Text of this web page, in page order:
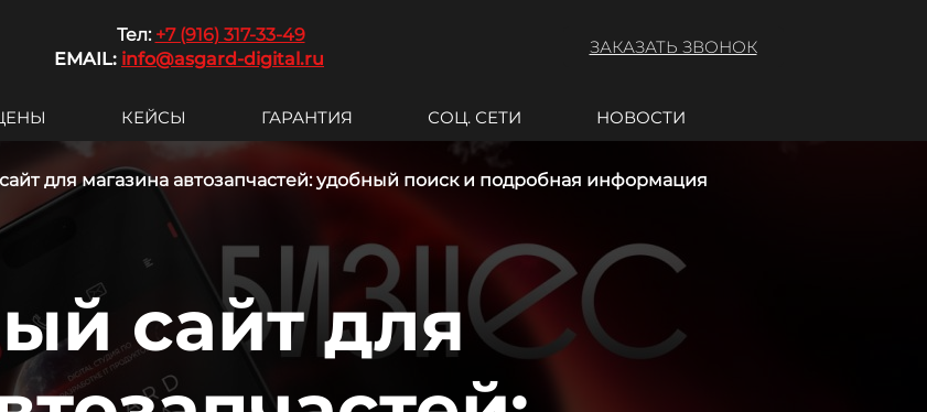
Тел: +7 (916) 317-33-49
EMAIL: info@asgard-digital.ru
ЗАКАЗАТЬ ЗВОНОК
КЕЙСЫ ГАРАНТИЯ СОЦ. СЕТИ НОВОСТИ
для магазина автозапчастей: удобный поиск и подробная информация
сайт для